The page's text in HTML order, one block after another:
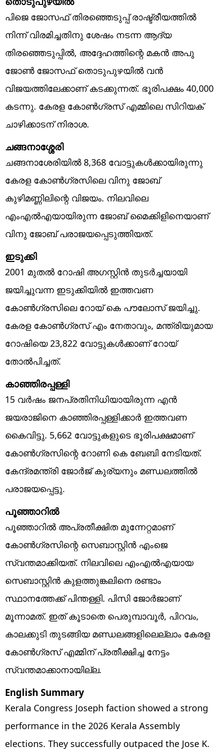
പിജെ ജോസഫ് തിരഞ്ഞെടുപ്പ് രാഷ്ട്രീയത്തില്‍
നിന്ന് വിരമിച്ചതിനു ശേഷം നടന്ന ആദ്യ
തിരഞ്ഞെടുപ്പില്‍, അദ്ദേഹത്തിന്റെ മകന്‍ അപു
ജോണ്‍ ജോസഫ് തൊടുപുഴയില്‍ വന്‍
വിജയത്തിലേക്കാണ് കടക്കുന്നത്. ഭൂരിപക്ഷം 40,000
കടന്നു. കേരള കോണ്‍ഗ്രസ് എമ്മിലെ സിറിയക്
ചാഴിക്കാടന് നിരാശ.
ചങ്ങനാശ്ശേരി
ചങ്ങനാശേരിയില്‍ 8,368 വോട്ടുകള്‍ക്കായിരുന്നു
കേരള കോണ്‍ഗ്രസിലെ വിനു ജോബ്
കുഴിമണ്ണിലിന്റെ വിജയം. നിലവിലെ
എംഎല്‍എയായിരുന്ന ജോബ് മൈക്കിളിനെയാണ്
വിനു ജോബ് പരാജയപ്പെടുത്തിയത്.
ഇടുക്കി
2001 മുതല്‍ റോഷി അഗസ്റ്റിന്‍ തുടര്‍ച്ചയായി
ജയിച്ചുവന്ന ഇടുക്കിയില്‍ ഇത്തവണ
കോണ്‍ഗ്രസിലെ റോയ് കെ പൗലോസ് ജയിച്ചു.
കേരള കോണ്‍ഗ്രസ് എം നേതാവും, മന്ത്രിയുമായ
റോഷിയെ 23,822 വോട്ടുകള്‍ക്കാണ് റോയ്
തോല്‍പിച്ചത്.
കാഞ്ഞിരപ്പള്ളി
15 വര്‍ഷം ജനപ്രതിനിധിയായിരുന്ന എന്‍
ജയരാജിനെ കാഞ്ഞിരപ്പള്ളിക്കാര്‍ ഇത്തവണ
കൈവിട്ടു. 5,662 വോട്ടുകളുടെ ഭൂരിപക്ഷമാണ്
കോണ്‍ഗ്രസിന്റെ റോണി കെ ബേബി നേടിയത്.
കേന്ദ്രമന്ത്രി ജോര്‍ജ് കുര്യനും മണ്ഡലത്തില്‍
പരാജയപ്പെട്ടു.
പൂഞ്ഞാറില്‍
പൂഞ്ഞാറില്‍ അപ്രതീക്ഷിത മുന്നേറ്റമാണ്
കോണ്‍ഗ്രസിന്റെ സെബാസ്റ്റിന്‍ എംജെ
സ്വന്തമാക്കിയത്. നിലവിലെ എംഎല്‍എയായ
സെബാസ്റ്റിന്‍ കുളത്തുങ്കലിനെ രണ്ടാം
സ്ഥാനത്തേക്ക് പിന്തള്ളി. പിസി ജോര്‍ജാണ്
മൂന്നാമത്. ഇത് കൂടാതെ പെരുമ്പാവൂര്‍, പിറവം,
കാലക്കുടി തുടങ്ങിയ മണ്ഡലങ്ങളിലെല്ലാം കേരള
കോണ്‍ഗ്രസ് എമ്മിന് പ്രതീക്ഷിച്ച നേട്ടം
സ്വന്തമാക്കാനായില്ല.
English Summary
Kerala Congress Joseph faction showed a strong
performance in the 2026 Kerala Assembly
elections. They successfully outpaced the Jose K.